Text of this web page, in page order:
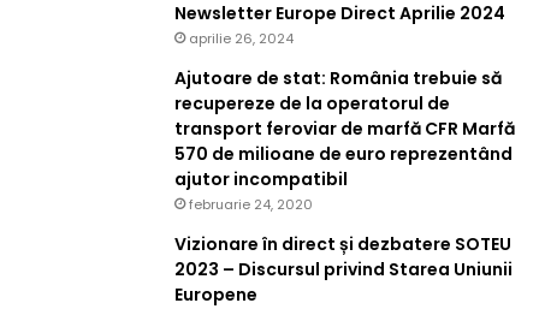
Newsletter Europe Direct Aprilie 2024
aprilie 26, 2024
Ajutoare de stat: România trebuie să
recupereze de la operatorul de
transport feroviar de marfă CFR Marfă
570 de milioane de euro reprezentând
ajutor incompatibil
februarie 24, 2020
Vizionare în direct și dezbatere SOTEU
2023 – Discursul privind Starea Uniunii
Europene